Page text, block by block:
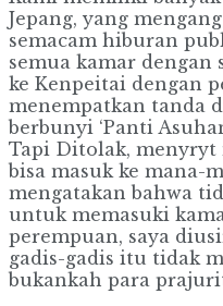
Jepang, yang
semacam hiburan
semua kamar dengan
ke Kenpeitai dengan
menempatkan tanda
berbunyi ‘Panti
Tapi Ditolak, menyryt
bisa masuk ke mana-
mengatakan bahwa
untuk memasuki
perempuan, saya
gadis-gadis itu tidak
bukankah para